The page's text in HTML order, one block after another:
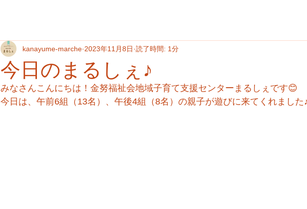
今日のまるしぇ♪
kanayume-marche 2023年11月8日 読了時間: 1分
みなさんこんにちは！金努福祉会地域子育て支援センターまるしぇです😊
今日は、午前6組（13名）、午後4組（8名）の親子が遊びに来てくれました